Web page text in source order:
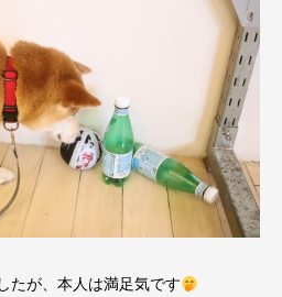
たが、本人は満足気です